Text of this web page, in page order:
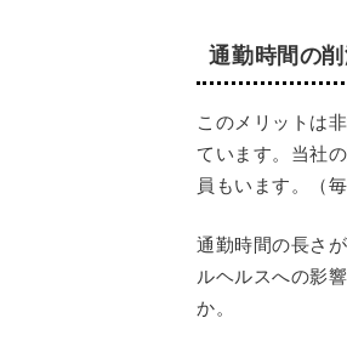
通勤時間の
このメリットは
ています。 当社
員もいます。（
通勤時間の長さ
ルヘルスへの影
か。